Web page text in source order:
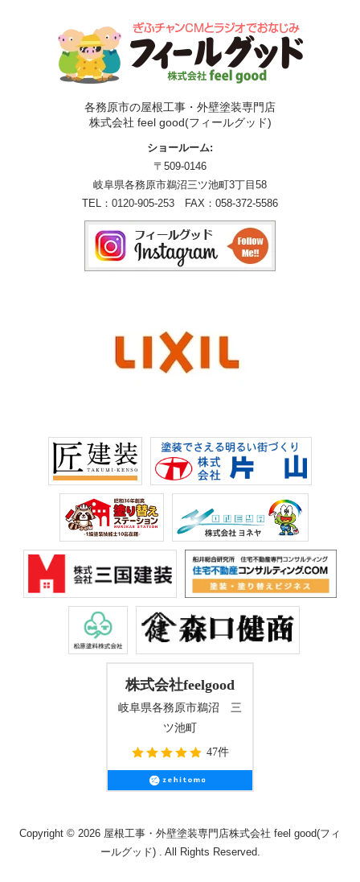
各務原市の屋根工事・外壁塗装専門店
株式会社 feel good(フィールグッド)
ショールーム:
〒509-0146
岐阜県各務原市鵜沼三ツ池町3丁目58
TEL： 0120-905-253 FAX：058-372-5586
株式会社feelgood
岐阜県各務原市鵜沼 三
ツ池町
47件
Copyright © 2026 屋根工事・外壁塗装専門店株式会社 feel good(フィ
ールグッド) . All Rights Reserved.